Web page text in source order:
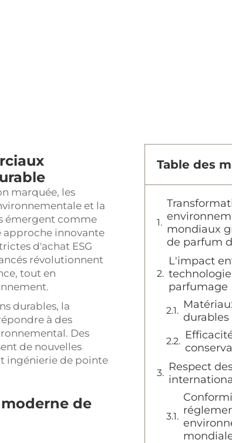
marquée, les
et la
émergent comme
approche innovante
d'achat ESG
révolutionnent
tout en
durables, la
à des
Des
de nouvelles
ingénierie de pointe
de
Table des
mondiaux
de parfum
L'impact
parfumage
durables
Respect